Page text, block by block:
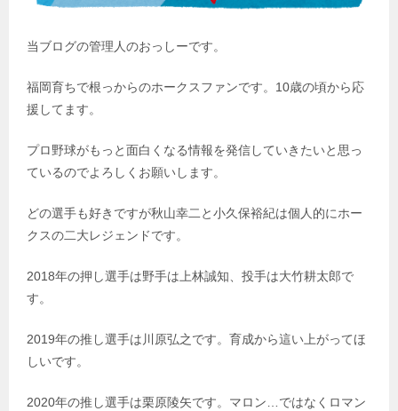
当ブログの管理人のおっしーです。
福岡育ちで根っからのホークスファンです。10歳の頃から応
援してます。
プロ野球がもっと面白くなる情報を発信していきたいと思っ
ているのでよろしくお願いします。
どの選手も好きですが秋山幸二と小久保裕紀は個人的にホー
クスの二大レジェンドです。
2018年の押し選手は野手は上林誠知、投手は大竹耕太郎で
す。
2019年の推し選手は川原弘之です。育成から這い上がってほ
しいです。
2020年の推し選手は栗原陵矢です。マロン…ではなくロマン